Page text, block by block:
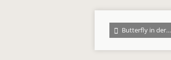
Butterfly in der…